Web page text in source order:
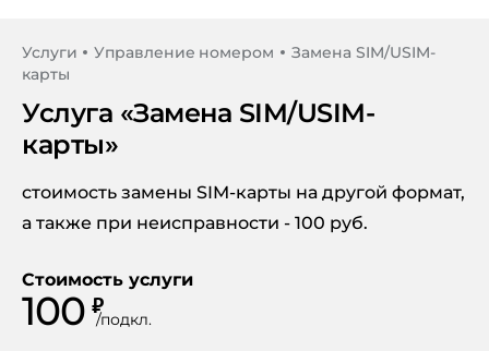
Услуги Управление номером
Замена SIM/USIM-
карты
Услуга «Замена SIM/USIM-
карты»
стоимость замены SIM-карты на другой формат,
а также при неисправности - 100 руб.
Стоимость услуги
100 ₽
/подкл.